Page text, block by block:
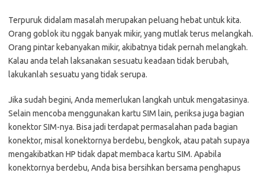
Terpuruk didalam masalah merupakan peluang hebat untuk kita.
Orang goblok itu nggak banyak mikir, yang mutlak terus melangkah.
Orang pintar kebanyakan mikir, akibatnya tidak pernah melangkah.
Kalau anda telah laksanakan sesuatu keadaan tidak berubah,
lakukanlah sesuatu yang tidak serupa.
Jika sudah begini, Anda memerlukan langkah untuk mengatasinya.
Selain mencoba menggunakan kartu SIM lain, periksa juga bagian
konektor SIM-nya. Bisa jadi terdapat permasalahan pada bagian
konektor, misal konektornya berdebu, bengkok, atau patah supaya
mengakibatkan HP tidak dapat membaca kartu SIM. Apabila
konektornya berdebu, Anda bisa bersihkan bersama penghapus